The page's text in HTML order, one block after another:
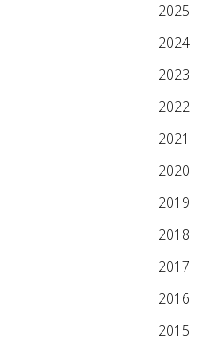
2025
2024
2023
2022
2021
2020
2019
2018
2017
2016
2015